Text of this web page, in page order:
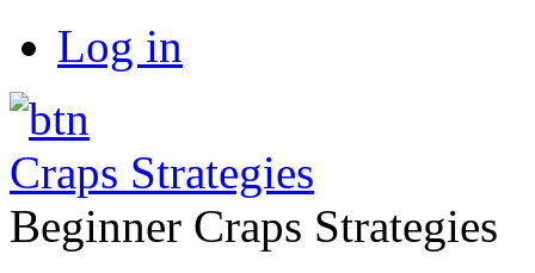
Log in
Craps Strategies
Beginner Craps Strategies